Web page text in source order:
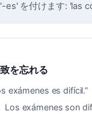
es' を付けます: 'las
を忘れる
exámenes es difícil.”
Los exámenes son